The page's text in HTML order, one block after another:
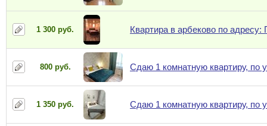
1 300 руб. Квартира в арбеково по
800 руб. Сдаю 1 комнатную квартиру, по
1 350 руб. Сдаю 1 комнатную квартиру, по